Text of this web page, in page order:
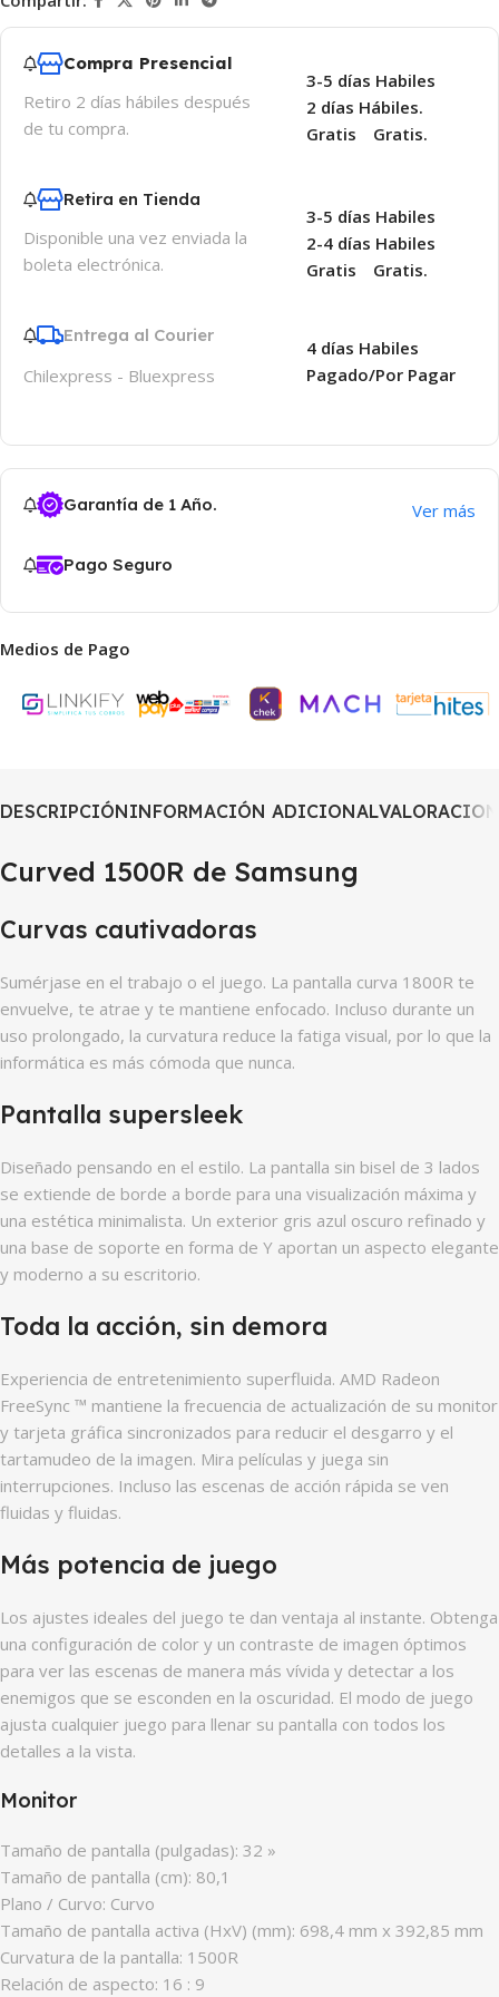
Compra Presencial
Retiro 2 días hábiles después
de tu compra.
3-5 días Habiles
2 días Hábiles.
Gratis
Gratis.
Retira en Tienda
Disponible una vez enviada la
boleta electrónica.
3-5 días Habiles
2-4 días Habiles
Gratis
Gratis.
Entrega al Courier
Chilexpress - Bluexpress
4 días Habiles
Pagado/Por Pagar
Garantía de 1 Año. Ver más
Pago Seguro
Medios de Pago
DESCRIPCIÓNINFORMACIÓN ADICIONAL
Curved 1500R de Samsung
Curvas cautivadoras
Sumérjase en el trabajo o el juego. La pantalla curva 1800R te
envuelve, te atrae y te mantiene enfocado. Incluso durante un
uso prolongado, la curvatura reduce la fatiga visual, por lo que la
informática es más cómoda que nunca.
Pantalla supersleek
Diseñado pensando en el estilo. La pantalla sin bisel de 3 lados
se extiende de borde a borde para una visualización máxima y
una estética minimalista. Un exterior gris azul oscuro refinado y
una base de soporte en forma de Y aportan un aspecto elegante
y moderno a su escritorio.
Toda la acción, sin demora
Experiencia de entretenimiento superfluida. AMD Radeon
FreeSync ™ mantiene la frecuencia de actualización de su monitor
y tarjeta gráfica sincronizados para reducir el desgarro y el
tartamudeo de la imagen. Mira películas y juega sin
interrupciones. Incluso las escenas de acción rápida se ven
fluidas y fluidas.
Más potencia de juego
Los ajustes ideales del juego te dan ventaja al instante. Obtenga
una configuración de color y un contraste de imagen óptimos
para ver las escenas de manera más vívida y detectar a los
enemigos que se esconden en la oscuridad. El modo de juego
ajusta cualquier juego para llenar su pantalla con todos los
detalles a la vista.
Monitor
Tamaño de pantalla (pulgadas): 32 »
Tamaño de pantalla (cm): 80,1
Plano / Curvo: Curvo
Tamaño de pantalla activa (HxV) (mm): 698,4 mm x 392,85 mm
Curvatura de la pantalla: 1500R
Relación de aspecto: 16 : 9